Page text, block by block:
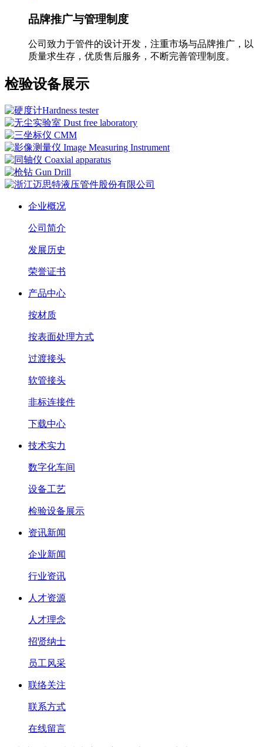
品牌推广与管理制度
公司致力于管件的设计开发，注重市场与品牌推广，以
质量求生存，优质售后服务，不断完善管理制度。
检验设备展示
企业概况
公司简介
发展历史
荣誉证书
产品中心
按材质
按表面处理方式
过渡接头
软管接头
非标连接件
下载中心
技术实力
数字化车间
设备工艺
检验设备展示
资讯新闻
企业新闻
行业资讯
人才资源
人才理念
招贤纳士
员工风采
联络关注
联系方式
在线留言